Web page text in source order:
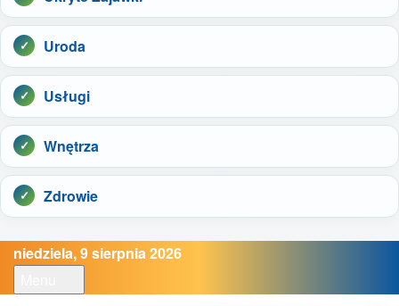
Uroda
Usługi
Wnętrza
Zdrowie
niedziela, 9 sierpnia 2026